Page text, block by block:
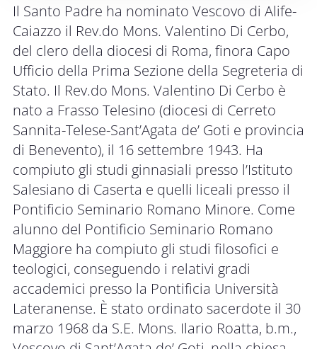
Il Santo Padre ha nominato Vescovo di Alife-
Caiazzo il Rev.do Mons. Valentino Di Cerbo,
del clero della diocesi di Roma, finora Capo
Ufficio della Prima Sezione della Segreteria di
Stato. Il Rev.do Mons. Valentino Di Cerbo è
nato a Frasso Telesino (diocesi di Cerreto
Sannita-Telese-Sant’Agata de’ Goti e provincia
di Benevento), il 16 settembre 1943. Ha
compiuto gli studi ginnasiali presso l’Istituto
Salesiano di Caserta e quelli liceali presso il
Pontificio Seminario Romano Minore. Come
alunno del Pontificio Seminario Romano
Maggiore ha compiuto gli studi filosofici e
teologici, conseguendo i relativi gradi
accademici presso la Pontificia Università
Lateranense. È stato ordinato sacerdote il 30
marzo 1968 da S.E. Mons. Ilario Roatta, b.m.,